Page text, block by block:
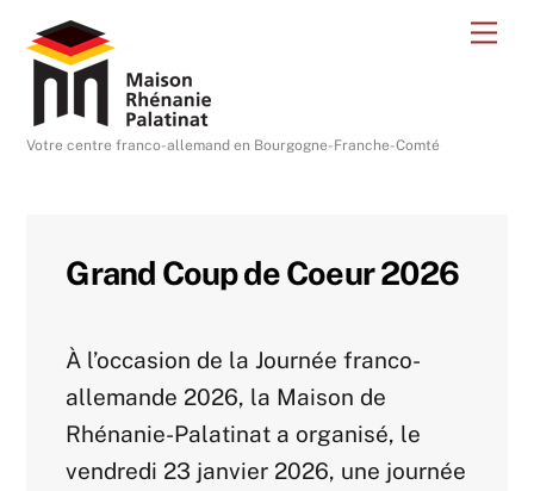
content
Votre centre franco-allemand en Bourgogne-Franche-Comté
Grand Coup de Coeur 2026
À l’occasion de la Journée franco-
allemande 2026, la Maison de
Rhénanie-Palatinat a organisé, le
vendredi 23 janvier 2026, une journée